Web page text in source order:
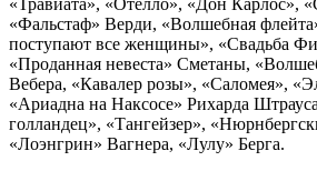
«Травиата», «Отелло», «Дон Карлос»,
«Фальстаф» Верди, «Волшебная
поступают все женщины», «Свадьба
«Проданная невеста» Сметаны,
Вебера, «Кавалер розы», «Саломея»,
«Ариадна на Наксосе» Рихарда
голландец», «Тангейзер»,
«Лоэнгрин» Вагнера, «Лулу» Берга.